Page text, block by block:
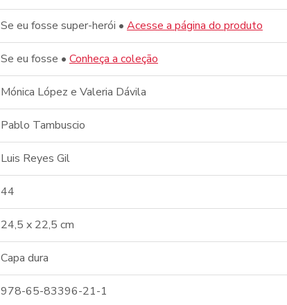
Se eu fosse super-herói • Acesse a página do produto
Se eu fosse • Conheça a coleção
Mónica López e Valeria Dávila
Pablo Tambuscio
Luis Reyes Gil
44
24,5 x 22,5 cm
Capa dura
978-65-83396-21-1